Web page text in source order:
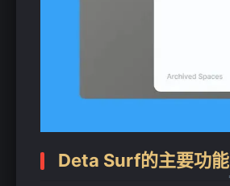
Deta Surf的主要功能